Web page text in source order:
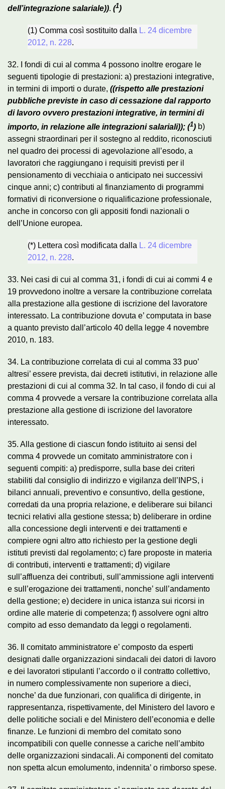
dell’integrazione salariale)). (1)
(1) Comma così sostituito dalla L. 24 dicembre
2012, n. 228.
32. I fondi di cui al comma 4 possono inoltre erogare le
seguenti tipologie di prestazioni: a) prestazioni integrative,
in termini di importi o durate, ((rispetto alle prestazioni
pubbliche previste in caso di cessazione dal rapporto
di lavoro ovvero prestazioni integrative, in termini di
importo, in relazione alle integrazioni salariali)); (1) b)
assegni straordinari per il sostegno al reddito, riconosciuti
nel quadro dei processi di agevolazione all’esodo, a
lavoratori che raggiungano i requisiti previsti per il
pensionamento di vecchiaia o anticipato nei successivi
cinque anni; c) contributi al finanziamento di programmi
formativi di riconversione o riqualificazione professionale,
anche in concorso con gli appositi fondi nazionali o
dell’Unione europea.
(*) Lettera così modificata dalla L. 24 dicembre
2012, n. 228.
33. Nei casi di cui al comma 31, i fondi di cui ai commi 4 e
19 provvedono inoltre a versare la contribuzione correlata
alla prestazione alla gestione di iscrizione del lavoratore
interessato. La contribuzione dovuta e’ computata in base
a quanto previsto dall’articolo 40 della legge 4 novembre
2010, n. 183.
34. La contribuzione correlata di cui al comma 33 puo’
altresi’ essere prevista, dai decreti istitutivi, in relazione alle
prestazioni di cui al comma 32. In tal caso, il fondo di cui al
comma 4 provvede a versare la contribuzione correlata alla
prestazione alla gestione di iscrizione del lavoratore
interessato.
35. Alla gestione di ciascun fondo istituito ai sensi del
comma 4 provvede un comitato amministratore con i
seguenti compiti: a) predisporre, sulla base dei criteri
stabiliti dal consiglio di indirizzo e vigilanza dell’INPS, i
bilanci annuali, preventivo e consuntivo, della gestione,
corredati da una propria relazione, e deliberare sui bilanci
tecnici relativi alla gestione stessa; b) deliberare in ordine
alla concessione degli interventi e dei trattamenti e
compiere ogni altro atto richiesto per la gestione degli
istituti previsti dal regolamento; c) fare proposte in materia
di contributi, interventi e trattamenti; d) vigilare
sull’affluenza dei contributi, sull’ammissione agli interventi
e sull’erogazione dei trattamenti, nonche’ sull’andamento
della gestione; e) decidere in unica istanza sui ricorsi in
ordine alle materie di competenza; f) assolvere ogni altro
compito ad esso demandato da leggi o regolamenti.
36. Il comitato amministratore e’ composto da esperti
designati dalle organizzazioni sindacali dei datori di lavoro
e dei lavoratori stipulanti l’accordo o il contratto collettivo,
in numero complessivamente non superiore a dieci,
nonche’ da due funzionari, con qualifica di dirigente, in
rappresentanza, rispettivamente, del Ministero del lavoro e
delle politiche sociali e del Ministero dell’economia e delle
finanze. Le funzioni di membro del comitato sono
incompatibili con quelle connesse a cariche nell’ambito
delle organizzazioni sindacali. Ai componenti del comitato
non spetta alcun emolumento, indennita’ o rimborso spese.